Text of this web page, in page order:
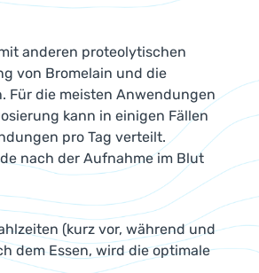
anderen proteolytischen
von Bromelain und die
Für die meisten Anwendungen
kann in einigen Fällen
pro Tag verteilt.
nach der Aufnahme im Blut
(kurz vor, während und
dem Essen, wird die optimale